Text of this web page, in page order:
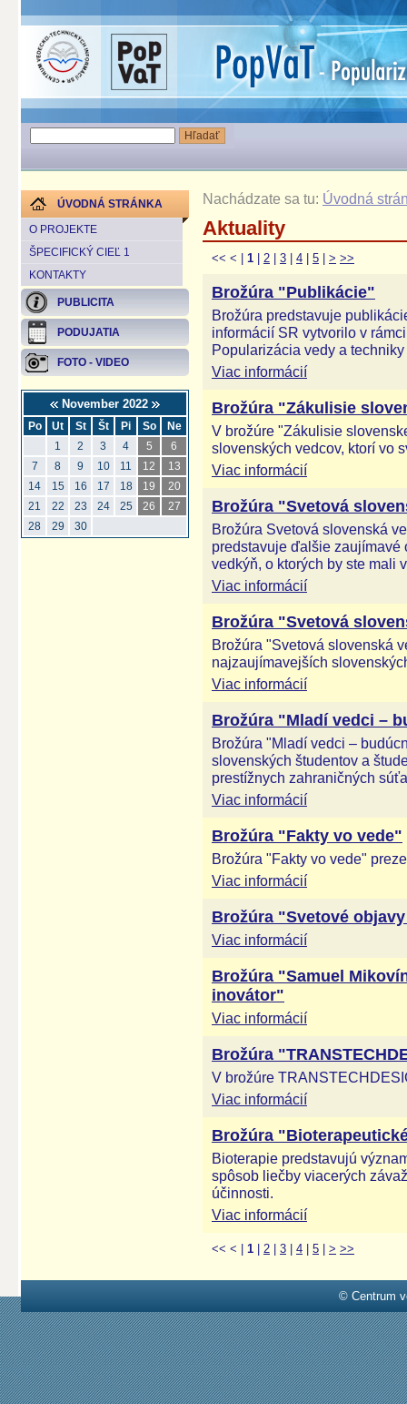
ÚVODNÁ STRÁNKA
O PROJEKTE
ŠPECIFICKÝ CIEĽ 1
KONTAKTY
PUBLICITA
PODUJATIA
FOTO - VIDEO
November 2022
Po Ut St Št Pi So
Ne
1
2 3 4 5
6
7
8 9 10 11 12
13
14
15 16 17 18 19
20
21
22 23 24 25 26
27
28
29 30
Nachádzate sa tu: Úvodná
Aktuality
<< < 1 2 3 4 5 > >>
Brožúra "Publikácie"
Brožúra predstavuje
informácií SR vytvorilo v
Popularizácia vedy a
Viac informácií
Brožúra "Zákulisie
V brožúre "Zákulisie
slovenských vedcov, ktorí vo
Viac informácií
Brožúra "Svetová
Brožúra Svetová slovenská
predstavuje ďalšie
vedkýň, o ktorých by ste mali
Viac informácií
Brožúra "Svetová
Brožúra "Svetová slovenská
najzaujímavejších
Viac informácií
Brožúra "Mladí vedci –
Brožúra "Mladí vedci –
slovenských študentov a
prestížnych zahraničných
Viac informácií
Brožúra "Fakty vo vede"
Brožúra "Fakty vo vede"
Viac informácií
Brožúra "Svetové
Viac informácií
Brožúra "Samuel
inovátor"
Viac informácií
Brožúra
V brožúre
Viac informácií
Brožúra
Bioterapie predstavujú
spôsob liečby viacerých
účinnosti.
Viac informácií
<< < 1 2 3 4 5 > >>
© Centrum